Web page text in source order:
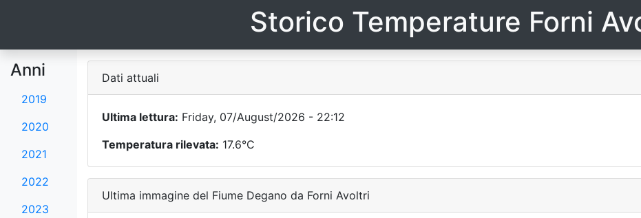
Storico Temperature Forni
Anni
2019
2020
2021
2022
2023
Dati attuali
Ultima lettura: Friday, 07/August/2026 - 22:12
Temperatura rilevata: 17.6°C
Ultima immagine del Fiume Degano da Forni Avoltri